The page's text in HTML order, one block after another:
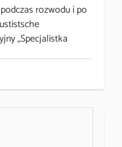
rozwodu i po
„Specjalistka